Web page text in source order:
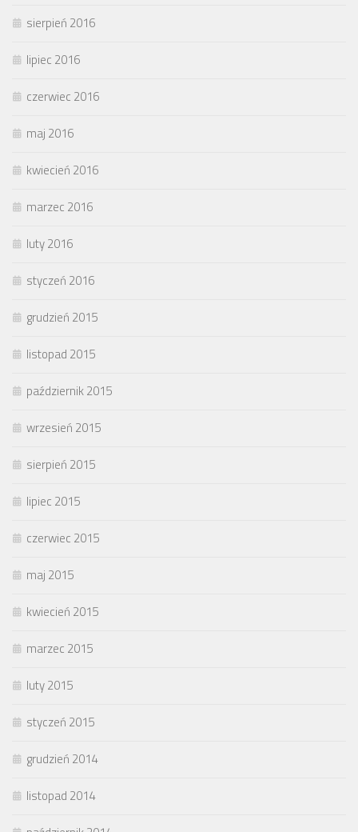
sierpień 2016
lipiec 2016
czerwiec 2016
maj 2016
kwiecień 2016
marzec 2016
luty 2016
styczeń 2016
grudzień 2015
listopad 2015
październik 2015
wrzesień 2015
sierpień 2015
lipiec 2015
czerwiec 2015
maj 2015
kwiecień 2015
marzec 2015
luty 2015
styczeń 2015
grudzień 2014
listopad 2014